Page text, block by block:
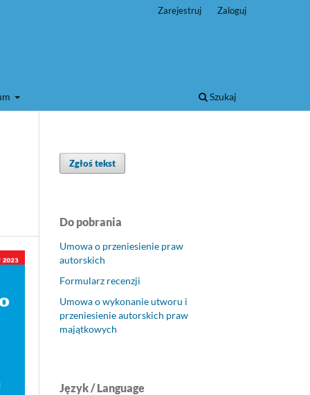
Szukaj
Zarejestruj Zaloguj
Zgłoś tekst
Do pobrania
Umowa o przeniesienie praw
autorskich
Formularz recenzji
Umowa o wykonanie utworu i
przeniesienie autorskich praw
majątkowych
Język / Language